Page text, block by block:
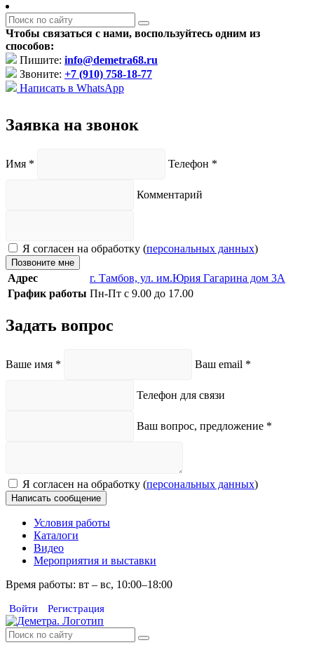
Чтобы связаться с нами, воспользуйтесь одним из
способов:
Пишите: info@demetra68.ru
Звоните: +7 (910) 758-18-77
Написать в WhatsApp
Заявка на звонок
Имя * Телефон *
Комментарий
Я согласен на обработку (персональных данных)
Позвоните мне
Адрес
г. Тамбов, ул. им.Юрия Гагарина дом 3А
График работы Пн-Пт с 9.00 до 17.00
Задать вопрос
Ваше имя * Ваш email *
Телефон для связи
Ваш вопрос, предложение *
Я согласен на обработку (персональных данных)
Написать сообщение
Условия работы
Каталоги
Видео
Мероприятия и выставки
Время работы: вт – вс, 10:00–18:00
Войти Регистрация